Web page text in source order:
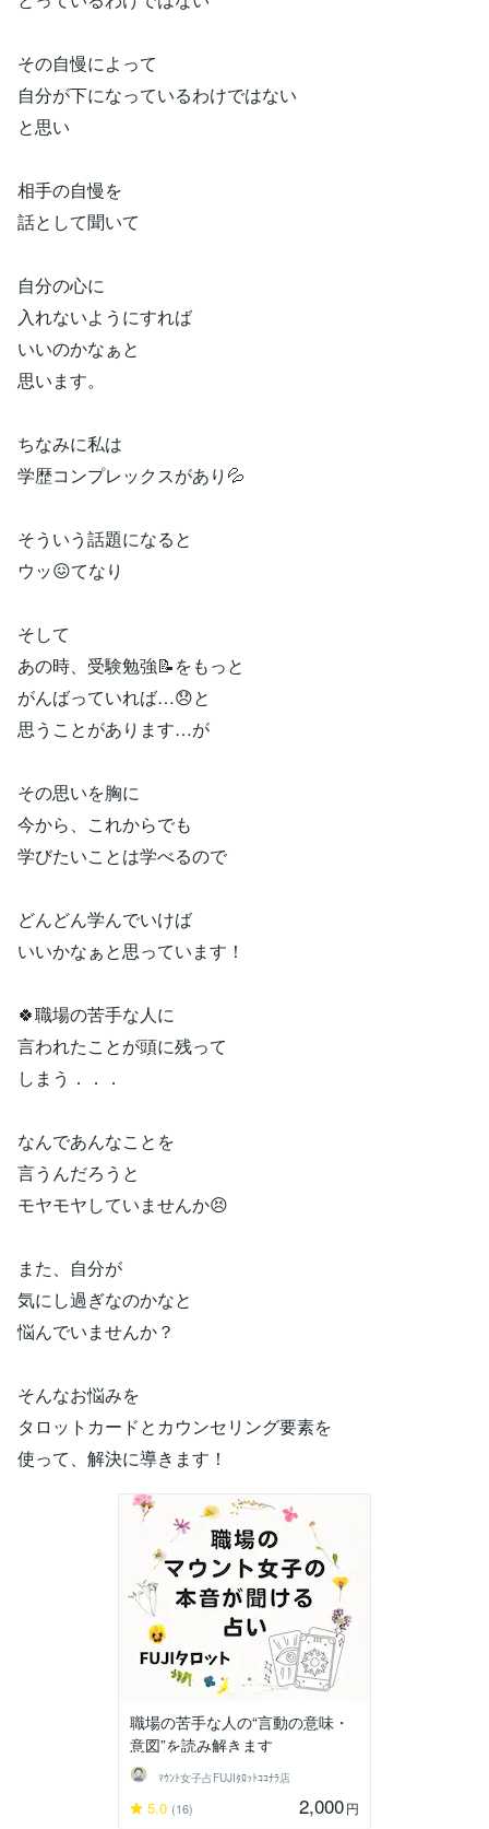
その自慢によって
自分が下になっているわけではない
と思い
相手の自慢を
話として聞いて
自分の心に
入れないようにすれば
いいのかなぁと
思います。
ちなみに私は
学歴コンプレックスがあり💦
そういう話題になると
ウッ😖てなり
そして
あの時、受験勉強📝をもっと
がんばっていれば…😞と
思うことがあります…が
その思いを胸に
今から、これからでも
学びたいことは学べるので
どんどん学んでいけば
いいかなぁと思っています！
🍀職場の苦手な人に
言われたことが頭に残って
しまう．．．
なんであんなことを
言うんだろうと
モヤモヤしていませんか😣
また、自分が
気にし過ぎなのかなと
悩んでいませんか？
そんなお悩みを
タロットカードとカウンセリング要素を
使って、解決に導きます！
職場の苦手な人の“言動の意味・
意図”を読み解きます
ﾏｳﾝﾄ女子占FUJIﾀﾛｯﾄｺｺﾅﾗ店
5.0 (16) 2,000円